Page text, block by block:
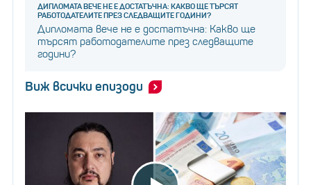
ДИПЛОМАТА ВЕЧЕ НЕ Е ДОСТАТЪЧНА: КАКВО ЩЕ ТЪРСЯТ
РАБОТОДАТЕЛИТЕ ПРЕЗ СЛЕДВАЩИТЕ ГОДИНИ?
Дипломата вече не е достатъчна: Какво ще
търсят работодателите през следващите
години?
Виж всички епизоди